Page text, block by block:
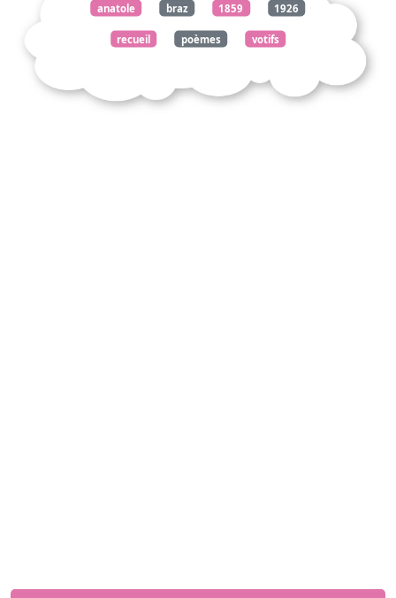
anatole braz 1859 1926
recueil poèmes votifs